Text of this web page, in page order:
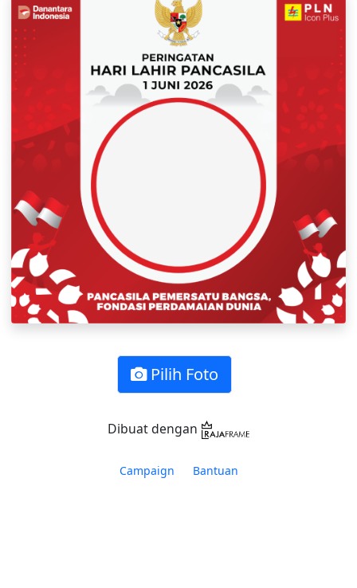
Pilih Foto
Dibuat dengan
Campaign Bantuan